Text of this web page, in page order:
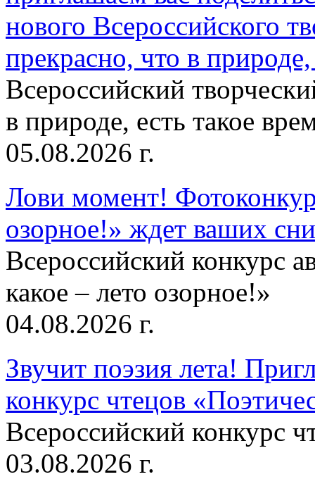
нового Всероссийского
прекрасно, что в
Всероссийский
в природе, есть такое
05.08.2026 г.
Лови момент!
озорное!» ждет ваших
Всероссийский конкурс
какое – лето озорное!»
04.08.2026 г.
Звучит поэзия лета!
конкурс чтецов
Всероссийский конкурс
03.08.2026 г.